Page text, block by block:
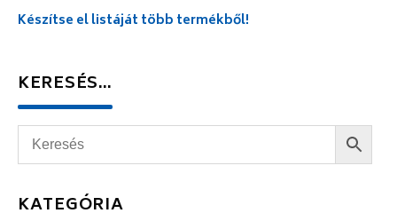
Készítse el listáját több termékből!
KERESÉS…
KATEGÓRIA